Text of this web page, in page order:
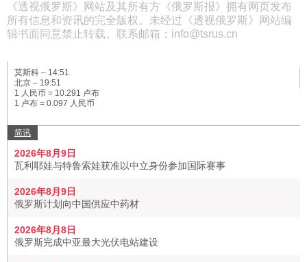
《透视俄罗斯》网站及其所有方《俄罗斯报》拥有网页发布
所有信息和资讯的完全版权。未经过《透视俄罗斯》网站编
辑书面同意禁止转载。联系邮箱：info@tsrus.cn
莫斯科 – 14:51
北京 – 19:51
1 人民币 = 10.291 卢布
1 卢布 = 0.097 人民币
简讯
2026年8月9日
瓦利耶娃与特鲁索娃获准以中立身份参加国际赛事
2026年8月9日
俄罗斯计划向中国供应中药材
2026年8月8日
俄罗斯完成中亚最大光伏电站建设